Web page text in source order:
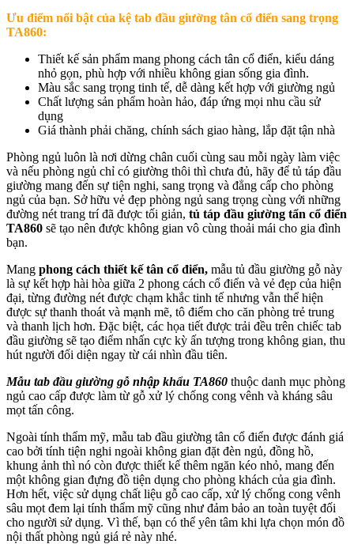
Ưu điểm nổi bật của kệ tab đầu giường tân cổ điển sang trọng
TA860:
Thiết kế sản phẩm mang phong cách tân cổ điển, kiểu dáng
nhỏ gọn, phù hợp với nhiều không gian sống gia đình.
Màu sắc sang trọng tinh tế, dễ dàng kết hợp với giường ngủ
Chất lượng sản phẩm hoàn hảo, đáp ứng mọi nhu cầu sử
dụng
Giá thành phải chăng, chính sách giao hàng, lắp đặt tận nhà
Phòng ngủ luôn là nơi dừng chân cuối cùng sau mỗi ngày làm việc
và nếu phòng ngủ chỉ có giường thôi thì chưa đủ, hãy để tủ táp đầu
giường mang đến sự tiện nghi, sang trọng và đẳng cấp cho phòng
ngủ của bạn. Sở hữu vẻ đẹp phòng ngủ sang trọng cùng với những
đường nét trang trí đã được tối giản, tủ táp đầu giường tẩn cổ điển
TA860 sẽ tạo nên được không gian vô cùng thoải mái cho gia đình
bạn.
Mang phong cách thiết kế tân cổ điển, mẫu tủ đầu giường gỗ này
là sự kết hợp hài hòa giữa 2 phong cách cổ điển và vẻ đẹp của hiện
đại, từng đường nét được chạm khắc tinh tế nhưng vẫn thể hiện
được sự thanh thoát và mạnh mẽ, tô điểm cho căn phòng trẻ trung
và thanh lịch hơn. Đặc biệt, các họa tiết được trải đều trên chiếc tab
đầu giường sẽ tạo điểm nhấn cực kỳ ấn tượng trong không gian, thu
hút người đối diện ngay từ cái nhìn đầu tiên.
Mẫu tab đầu giường gỗ nhập khẩu TA860 thuộc danh mục phòng
ngủ cao cấp được làm từ gỗ xử lý chống cong vênh và kháng sâu
mọt tấn công.
Ngoài tính thẩm mỹ, mẫu tab đầu giường tân cổ điển được đánh giá
cao bởi tính tiện nghi ngoài không gian đặt đèn ngủ, đồng hồ,
khung ảnh thì nó còn được thiết kế thêm ngăn kéo nhỏ, mang đến
một không gian đựng đồ tiện dụng cho phòng khách của gia đình.
Hơn hết, việc sử dụng chất liệu gỗ cao cấp, xử lý chống cong vênh
sâu mọt đem lại tính thẩm mỹ cũng như đảm bảo an toàn tuyệt đối
cho người sử dụng. Vì thế, bạn có thể yên tâm khi lựa chọn món đồ
nội thất phòng ngủ giá rẻ này nhé.